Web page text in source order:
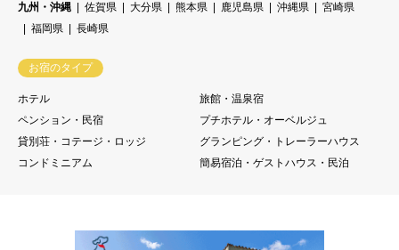
九州・沖縄
佐賀県 大分県 熊本県 鹿児島県 沖縄県
宮崎県
福岡県
長崎県
お宿のタイプ
ホテル
旅館・温泉宿
ペンション・民宿
プチホテル・オーベルジュ
貸別荘・コテージ・ロッジ
グランピング・トレーラーハウス
コンドミニアム
簡易宿泊・ゲストハウス・民泊